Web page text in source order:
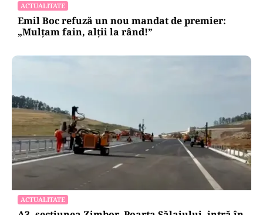
ACTUALITATE
Emil Boc refuză un nou mandat de premier:
„Mulțam fain, alții la rând!”
ACTUALITATE